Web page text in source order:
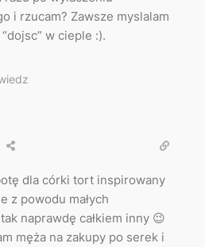
i rzucam? Zawsze myslalam
w cieple :).
dla córki tort inspirowany
z powodu małych
naprawdę całkiem inny 😉
męża na zakupy po serek i